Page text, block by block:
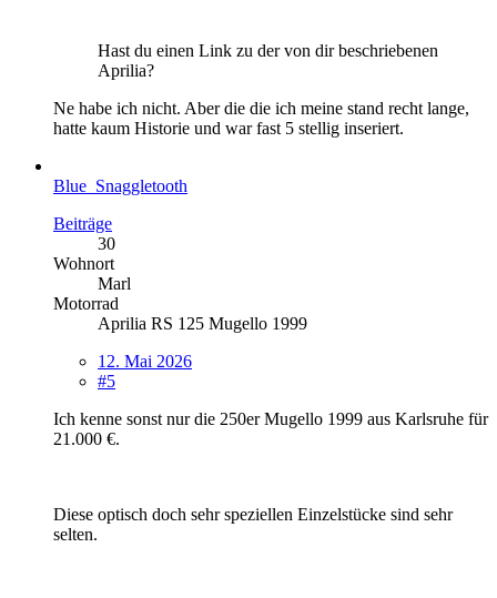
Hast du einen Link zu der von dir beschriebenen
Aprilia?
Ne habe ich nicht. Aber die die ich meine stand recht lange,
hatte kaum Historie und war fast 5 stellig inseriert.
Blue_Snaggletooth
Beiträge
30
Wohnort
Marl
Motorrad
Aprilia RS 125 Mugello 1999
12. Mai 2026
#5
Ich kenne sonst nur die 250er Mugello 1999 aus Karlsruhe für
21.000 €.
Diese optisch doch sehr speziellen Einzelstücke sind sehr
selten.